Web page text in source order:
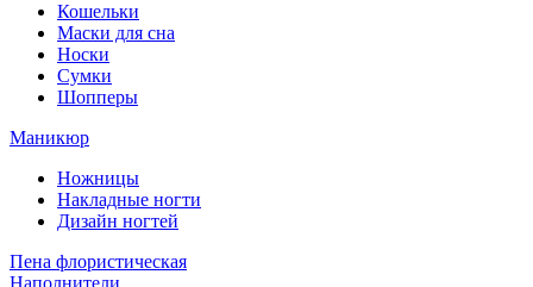
Кошельки
Маски для сна
Носки
Сумки
Шопперы
Маникюр
Ножницы
Накладные ногти
Дизайн ногтей
Пена флористическая
Наполнители